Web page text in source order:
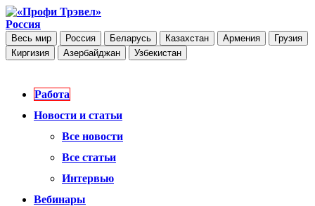
Россия
Весь мир Россия Беларусь Казахстан Армения
Грузия
Киргизия
Азербайджан Узбекистан
Работа
Новости и статьи
Все новости
Все статьи
Интервью
Вебинары